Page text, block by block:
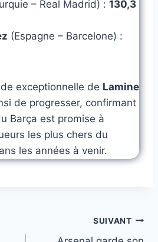
– Real Madrid) : 130,3
(Espagne – Barcelone) :
exceptionnelle de Lamine
de progresser, confirmant
Barça est promise à
les plus chers du
les années à venir.
SUIVANT